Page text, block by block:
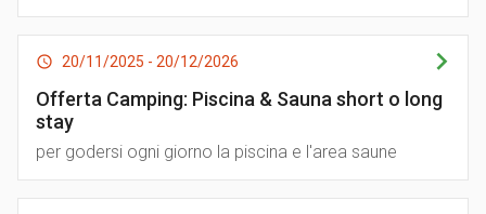
20/11/2025 - 20/12/2026
Offerta Camping: Piscina & Sauna short o long
stay
per godersi ogni giorno la piscina e l'area saune